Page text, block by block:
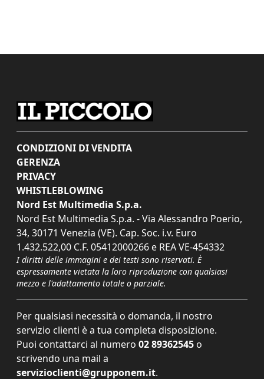
CONDIZIONI DI VENDITA
GERENZA
PRIVACY
WHISTLEBLOWING
Nord Est Multimedia S.p.a.
Nord Est Multimedia S.p.a. - Via Alessandro Poerio,
34, 30171 Venezia (VE). Cap. Soc. i.v. Euro
1.432.522,00 C.F. 05412000266 e REA VE-454332
I diritti delle immagini e dei testi sono riservati. È
espressamente vietata la loro riproduzione con qualsiasi
mezzo e l'adattamento totale o parziale.
Per qualsiasi necessità o domanda, il nostro
servizio clienti è a tua completa disposizione.
Puoi contattarci al numero 02 89362545 o
scrivendo una mail a
servizioclienti@grupponem.it.